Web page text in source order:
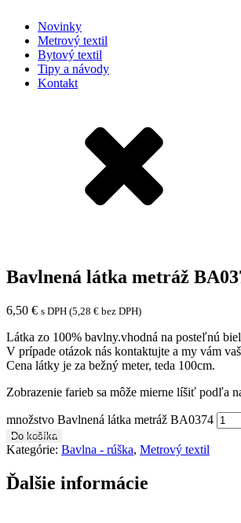
Novinky
Metrový textil
Bytový textil
Tipy a návody
Kontakt
Bavlnená látka metráž
6,50 € s DPH (5,28 € bez DPH)
Látka zo 100% bavlny.vhodná na posteľnú
V prípade otázok nás kontaktujte a my vám
Cena látky je za bežný meter, teda 100cm.
Zobrazenie farieb sa môže mierne líšiť podľa
množstvo Bavlnená látka metráž BA0374
Do košíka
Kategórie: Bavlna - rúška, Metrový textil
Ďalšie informácie